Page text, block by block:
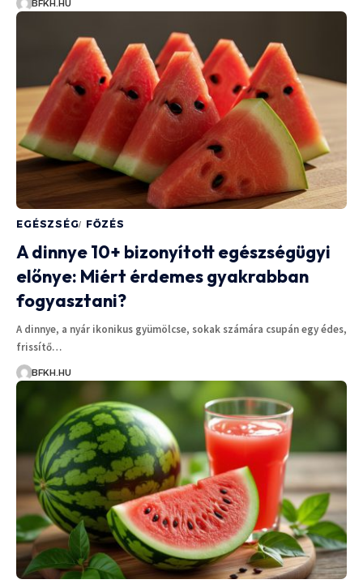
BFKH.HU
EGÉSZSÉG FŐZÉS
A dinnye 10+ bizonyított egészségügyi
előnye: Miért érdemes gyakrabban
fogyasztani?
A dinnye, a nyár ikonikus gyümölcse, sokak számára csupán egy édes,
frissítő…
BFKH.HU